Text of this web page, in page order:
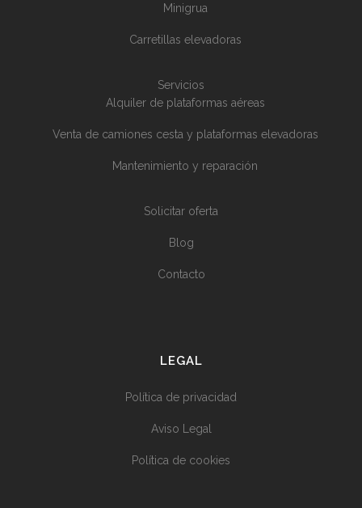
Minigrua
Carretillas elevadoras
Servicios
Alquiler de plataformas aéreas
Venta de camiones cesta y plataformas elevadoras
Mantenimiento y reparación
Solicitar oferta
Blog
Contacto
LEGAL
Política de privacidad
Aviso Legal
Política de cookies